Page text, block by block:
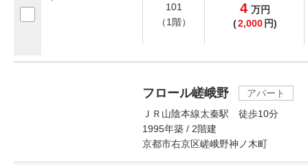
101
（1階）
4 万円
(2,000 円)
フロール嵯峨野
アパート
ＪＲ山陰本線太秦駅 徒歩10分
1995年築 / 2階建
京都市右京区嵯峨野神ノ木町